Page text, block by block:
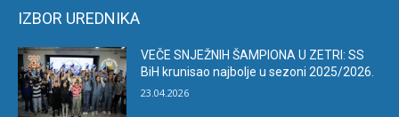
IZBOR UREDNIKA
VEČE SNJEŽNIH ŠAMPIONA U ZETRI: SS
BiH krunisao najbolje u sezoni 2025/2026.
23.04.2026